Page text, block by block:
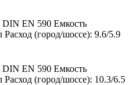
EN 590 Емкость
Расход (город/шоссе): 9.6/5.9
EN 590 Емкость
Расход (город/шоссе): 10.3/6.5